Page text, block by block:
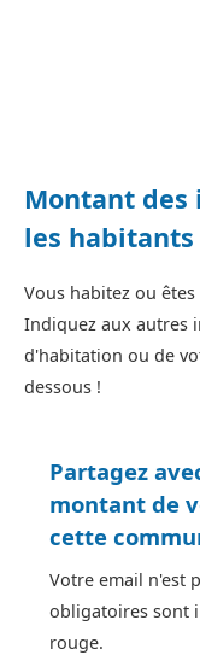
Montant des
les habitants
Vous habitez ou
Indiquez aux autres
d'habitation ou de
dessous !
Partagez
montant de
cette
Votre email n'est
obligatoires sont
rouge.